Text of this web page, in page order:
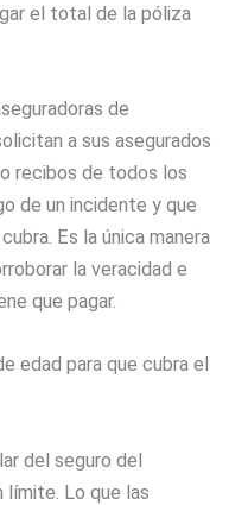
el total de la póliza
de
a sus asegurados
recibos de todos los
de un incidente y que
Es la única manera
la veracidad e
que pagar.
edad para que cubra el
del seguro del
límite. Lo que las